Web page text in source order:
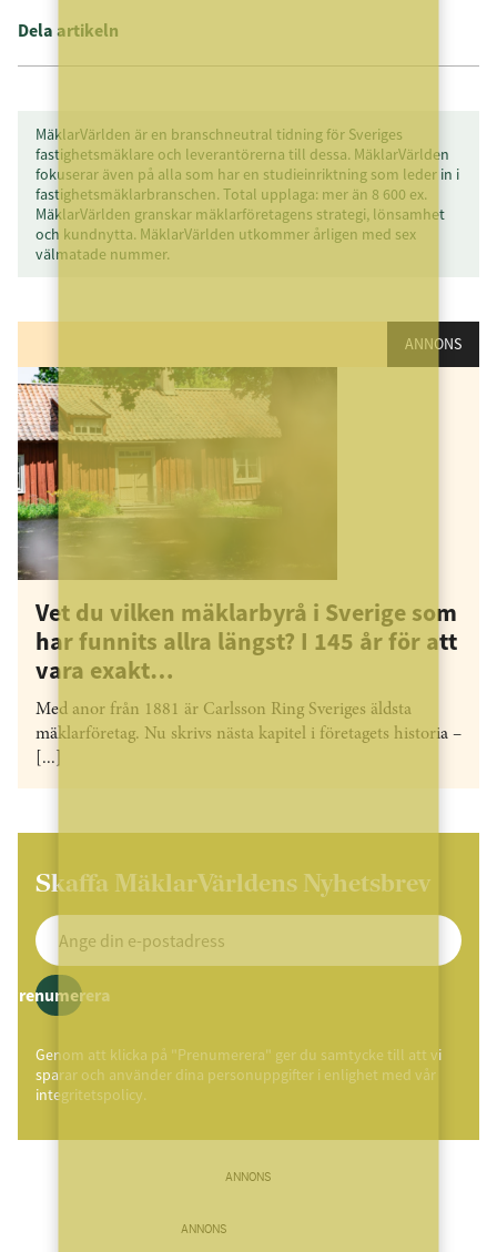
Dela artikeln
MäklarVärlden är en branschneutral tidning för Sveriges
fastighetsmäklare och leverantörerna till dessa. MäklarVärlden
fokuserar även på alla som har en studieinriktning som leder in i
fastighetsmäklarbranschen. Total upplaga: mer än 8 600 ex.
MäklarVärlden granskar mäklarföretagens strategi, lönsamhet
och kundnytta. MäklarVärlden utkommer årligen med sex
välmatade nummer.
ANNONS
Vet du vilken mäklarbyrå i Sverige som
har funnits allra längst? I 145 år för att
vara exakt…
Med anor från 1881 är Carlsson Ring Sveriges äldsta
mäklarföretag. Nu skrivs nästa kapitel i företagets historia –
[...]
Skaffa MäklarVärldens Nyhetsbrev
Prenumerera
Genom att klicka på "Prenumerera" ger du samtycke till att vi
sparar och använder dina personuppgifter i enlighet med vår
integritetspolicy.
ANNONS
ANNONS